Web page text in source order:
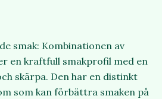
smak: Kombinationen av
en kraftfull smakprofil med en
skärpa. Den har en distinkt
som kan förbättra smaken på